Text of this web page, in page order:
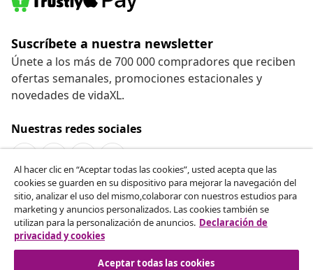
Suscríbete a nuestra newsletter
Únete a los más de 700 000 compradores que reciben
ofertas semanales, promociones estacionales y
novedades de vidaXL.
Nuestras redes sociales
Desistir del contrato
Solicita la cancelación de tu pedido.
Desistir del contrato
Al hacer clic en “Aceptar todas las cookies”, usted acepta que las
cookies se guarden en su dispositivo para mejorar la navegación del
sitio, analizar el uso del mismo,colaborar con nuestros estudios para
marketing y anuncios personalizados. Las cookies también se
utilizan para la personalización de anuncios. Declaración de
privacidad y cookies
Aceptar todas las cookies